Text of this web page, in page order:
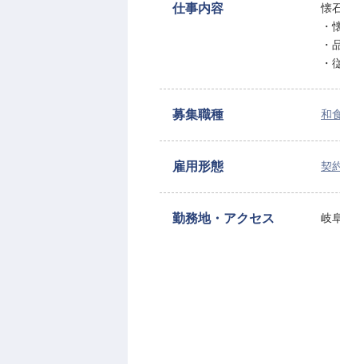
仕事内容
懐
・
・
・
募集職種 和
雇用形態 契
勤務地・アクセス 岐